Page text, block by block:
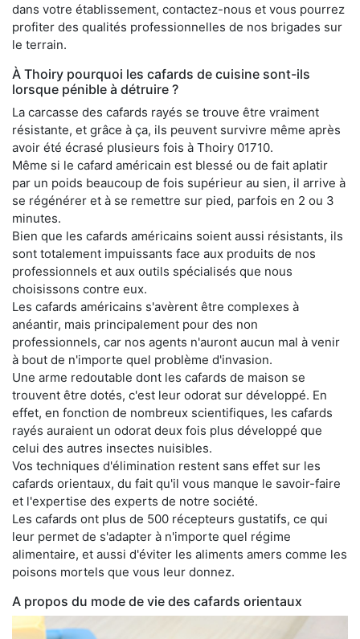
dans votre établissement, contactez-nous et vous pourrez
profiter des qualités professionnelles de nos brigades sur
le terrain.
À Thoiry pourquoi les cafards de cuisine sont-ils
lorsque pénible à détruire ?
La carcasse des cafards rayés se trouve être vraiment
résistante, et grâce à ça, ils peuvent survivre même après
avoir été écrasé plusieurs fois à Thoiry 01710.
Même si le cafard américain est blessé ou de fait aplatir
par un poids beaucoup de fois supérieur au sien, il arrive à
se régénérer et à se remettre sur pied, parfois en 2 ou 3
minutes.
Bien que les cafards américains soient aussi résistants, ils
sont totalement impuissants face aux produits de nos
professionnels et aux outils spécialisés que nous
choisissons contre eux.
Les cafards américains s'avèrent être complexes à
anéantir, mais principalement pour des non
professionnels, car nos agents n'auront aucun mal à venir
à bout de n'importe quel problème d'invasion.
Une arme redoutable dont les cafards de maison se
trouvent être dotés, c'est leur odorat sur développé. En
effet, en fonction de nombreux scientifiques, les cafards
rayés auraient un odorat deux fois plus développé que
celui des autres insectes nuisibles.
Vos techniques d'élimination restent sans effet sur les
cafards orientaux, du fait qu'il vous manque le savoir-faire
et l'expertise des experts de notre société.
Les cafards ont plus de 500 récepteurs gustatifs, ce qui
leur permet de s'adapter à n'importe quel régime
alimentaire, et aussi d'éviter les aliments amers comme les
poisons mortels que vous leur donnez.
A propos du mode de vie des cafards orientaux